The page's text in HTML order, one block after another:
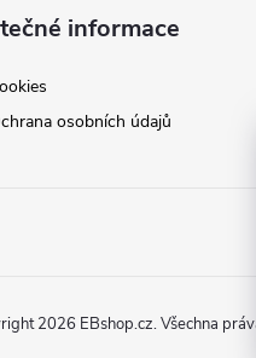
informace
osobních údajů
2026 EBshop.cz. Všechna